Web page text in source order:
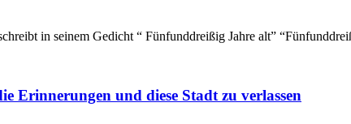
in seinem Gedicht “ Fünfunddreißig Jahre alt”
Erinnerungen und diese Stadt zu verlassen